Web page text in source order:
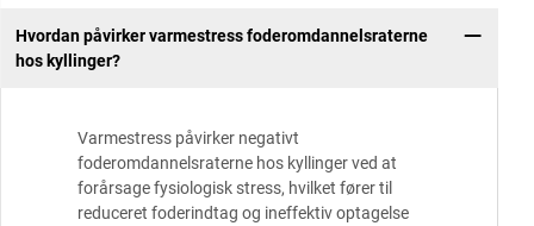
Hvordan påvirker varmestress foderomdannelsraterne
hos kyllinger?
Varmestress påvirker negativt
foderomdannelsraterne hos kyllinger ved at
forårsage fysiologisk stress, hvilket fører til
reduceret foderindtag og ineffektiv optagelse